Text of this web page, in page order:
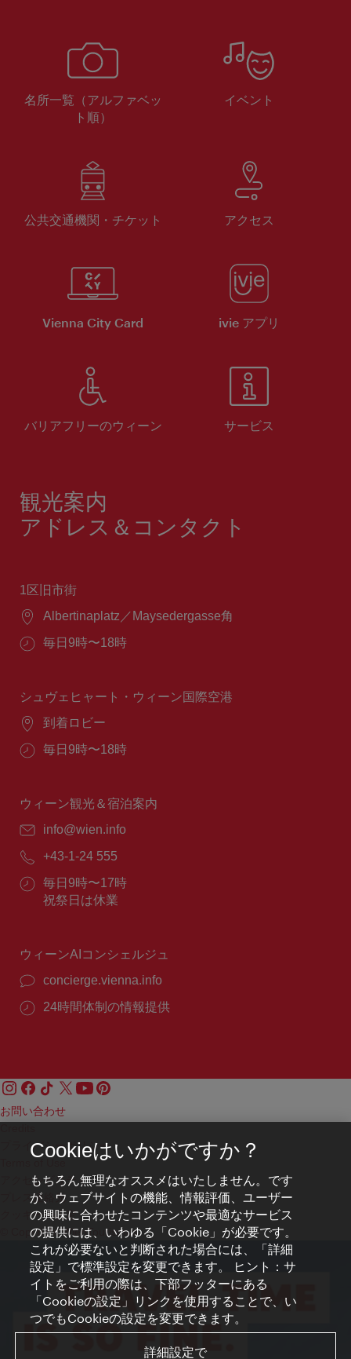
名所一覧（アルファベッ
ト順）
イベント
公共交通機関・チケット アクセス
Vienna City Card ivie アプリ
バリアフリーのウィーン サービス
観光案内
アドレス＆コンタクト
1区旧市街
場
Albertinaplatz／Maysedergasse角
営
間：
毎日9時〜18時
シュヴェヒャート・ウィーン国際空港
場
到着ロビー
営
間：
毎日9時〜18時
ウィーン観光＆宿泊案内
E
ー
ル：
info@wien.info
電
番
号：
+43-1-24 555
営
業
毎日9時〜17時
祝祭日は休業
ウィーンAIコンシェルジュ
concierge.vienna.info
24時間体制の情報提供
お問い合わせ
プライバシーポリシー
アクセシビリティ
プレス連絡先
クッキーの設定
© Copyright WienTourismus
Cookieはいかがですか？
もちろん無理なオススメはいたしません。です
が、ウェブサイトの機能、情報評価、ユーザー
の興味に合わせたコンテンツや最適なサービス
の提供には、いわゆる「Cookie」が必要です。
これが必要ないと判断された場合には、「詳細
設定」で標準設定を変更できます。 ヒント：サ
イトをご利用の際は、下部フッターにある
「Cookieの設定」リンクを使用することで、い
つでもCookieの設定を変更できます。
詳細設定で